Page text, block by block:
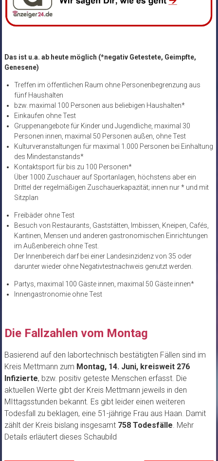
Das ist u.a. ab heute möglich (*negativ Getestete, Geimpfte,
Genesene)
Treffen im öffentlichen Raum ohne Personenbegrenzung aus
fünf Haushalten
bzw. maximal 100 Personen aus beliebigen Haushalten*
Einkaufen ohne Test
Gruppenangebote für Kinder und Jugendliche, maximal 30
Personen innen, maximal 50 Personen außen, ohne Test
Kulturveranstaltungen für maximal 1.000 Personen bei Einhaltung
des Mindestanstands*
Kontaktsport für bis zu 100 Personen*
Über 1000 Zuschauer auf Sportanlagen, höchstens aber ein
Drittel der regelmäßigen Zuschauerkapazität; innen nur * und mit
Sitzplan
Freibäder ohne Test
Besuch von Restaurants, Gaststätten, Imbissen, Kneipen, Cafés,
Kantinen, Mensen und anderen gastronomischen Einrichtungen
im Außenbereich ohne Test.
Der Innenbereich darf bei einer Landesinzidenz von 35 oder
darunter wieder ohne Negativtestnachweis genutzt werden.
Partys, maximal 100 Gäste innen, maximal 50 Gäste innen*
Innengastronomie ohne Test
Die Fallzahlen vom Montag
Basierend auf den labortechnisch bestätigten Fällen sind im
Kreis Mettmann zum Montag, 14. Juni, kreisweit 276
Infizierte, bzw. positiv geteste Menschen erfasst. Die
aktuellen Werte gibt der Kreis Mettmann jeweils in den
MIttagsstunden bekannt. Es gibt leider einen weiteren
Todesfall zu beklagen, eine 51-jährige Frau aus Haan. Damit
zählt der Kreis bislang insgesamt 758 Todesfälle . Mehr
Details erläutert dieses Schaubild